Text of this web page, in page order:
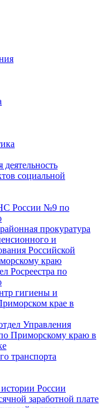
деятельность
социальной
России №9 по
прокуратура
и
Российской
краю
Росреестра по
гигиены и
крае в
Управления
Приморскому краю в
транспорта
России
заработной плате